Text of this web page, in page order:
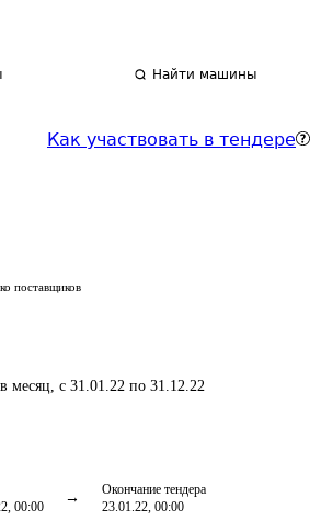
Найти машины
Как участвовать в тендере
поставщиков
в месяц, с 31.01.22 по 31.12.22
00:00
Окончание тендера
23.01.22, 00:00